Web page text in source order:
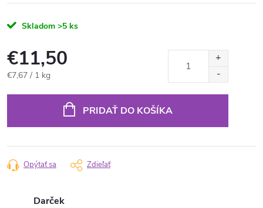
Skladom >5 ks
€11,50
Jednotková
€7,67 / 1 kg
PRIDAŤ DO KOŠÍKA
Opýtať sa Zdieľať
Darček